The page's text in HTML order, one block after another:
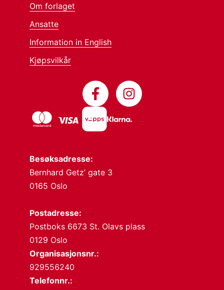
Besøksadresse:
Bernhard Getz’ gate 3
0165 Oslo
Postadresse:
Postboks 6673 St. Olavs plass
0129 Oslo
Organisasjonsnr.:
929556240
Telefonnr.:
Om forlaget
Ansatte
Information in English
Kjøpsvilkår